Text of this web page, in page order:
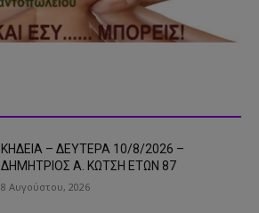
ΚΗΔΕΙΑ – ΔΕΥΤΕΡΑ 10/8/2026 –
ΔΗΜΗΤΡΙΟΣ Α. ΚΩΤΣΗ ΕΤΩΝ 87
8 Αυγούστου, 2026